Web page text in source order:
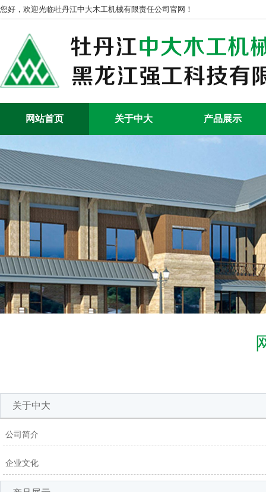
您好，欢迎光临牡丹江中大木工机械有限责任公司官网！
网站首页 关于中大 产品展示
关于中大
公司简介
企业文化